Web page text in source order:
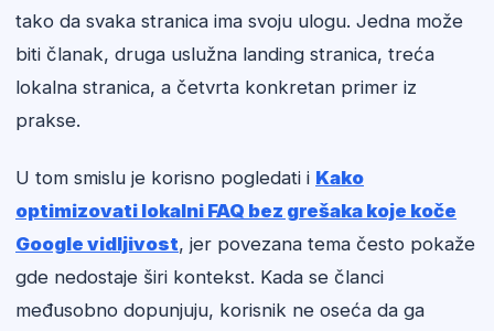
tako da svaka stranica ima svoju ulogu. Jedna može
biti članak, druga uslužna landing stranica, treća
lokalna stranica, a četvrta konkretan primer iz
prakse.
U tom smislu je korisno pogledati i Kako
optimizovati lokalni FAQ bez grešaka koje koče
Google vidljivost, jer povezana tema često pokaže
gde nedostaje širi kontekst. Kada se članci
međusobno dopunjuju, korisnik ne oseća da ga